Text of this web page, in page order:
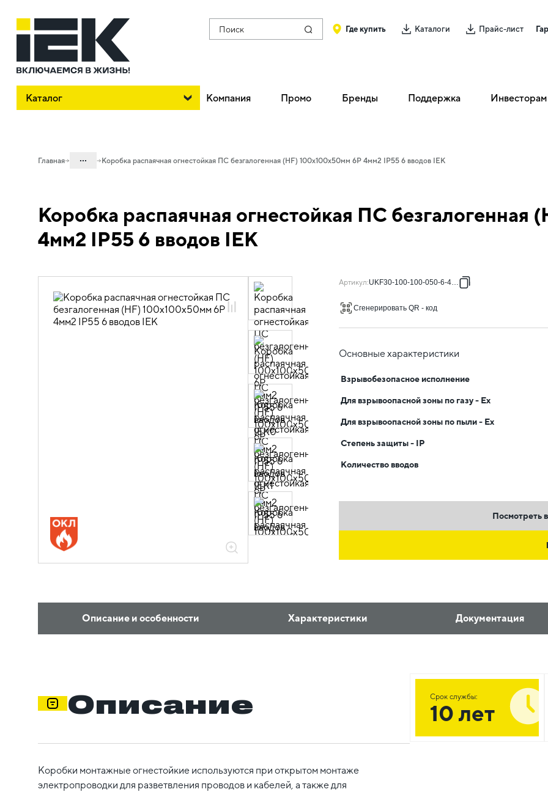
Поиск Где купить Каталоги Прайс-лист
Каталог Компания Промо Бренды Поддержка Инвесторам
Главная ...
05. Системы для прокладки кабеля
05.05 Коробки электромонтажные
05.05.04 Коробки распределительные
05.05.04.01 Коробки
открытой установки IP44, IP55
Коробка распаячная огнестойкая ПС безгалогенная (HF) 100х100х50мм 6P 4мм2 IP55 6 вводов IEK
Коробка распаячная огнестойкая ПС безгалогенная
4мм2 IP55 6 вводов IEK
Артикул:UKF30-100-100-050-6-4-09
Сгенерировать QR - код
Основные характеристики
Взрывобезопасное исполнение
Для взрывоопасной зоны по газу - Ex
Для взрывоопасной зоны по пыли - Ex
Степень защиты - IP
Количество вводов
Посмотреть
Описание и особенности Характеристики Документация
Описание
Коробки монтажные огнестойкие используются при открытом монтаже
электропроводки для разветвления проводов и кабелей, а также для
Срок службы:
10 лет